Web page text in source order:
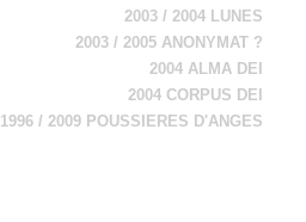
2003 / 2004 LUNES
2003 / 2005 ANONYMAT ?
2004 ALMA DEI
2004 CORPUS DEI
1996 / 2009 POUSSIERES D'ANGES